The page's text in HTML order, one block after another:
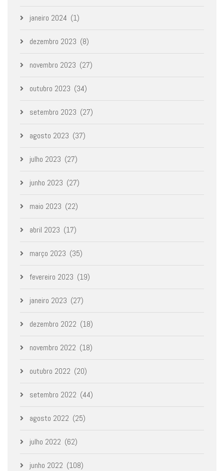
janeiro 2024 (1)
dezembro 2023 (8)
novembro 2023 (27)
outubro 2023 (34)
setembro 2023 (27)
agosto 2023 (37)
julho 2023 (27)
junho 2023 (27)
maio 2023 (22)
abril 2023 (17)
março 2023 (35)
fevereiro 2023 (19)
janeiro 2023 (27)
dezembro 2022 (18)
novembro 2022 (18)
outubro 2022 (20)
setembro 2022 (44)
agosto 2022 (25)
julho 2022 (62)
junho 2022 (108)